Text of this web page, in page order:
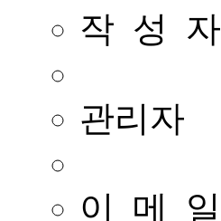
작 성 자
관리자
이 메 일